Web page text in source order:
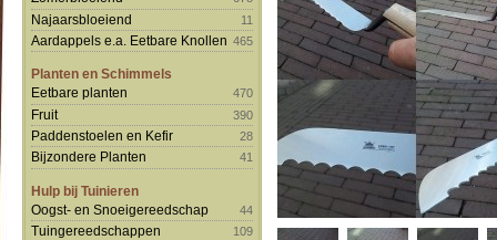
Najaarsbloeiend 11
Aardappels e.a. Eetbare Knollen 465
Planten en Schimmels
Eetbare planten
470
Fruit 390
Paddenstoelen en Kefir 28
Bijzondere Planten 41
Hulp bij Tuinieren
Oogst- en Snoeigereedschap
44
Tuingereedschappen 109